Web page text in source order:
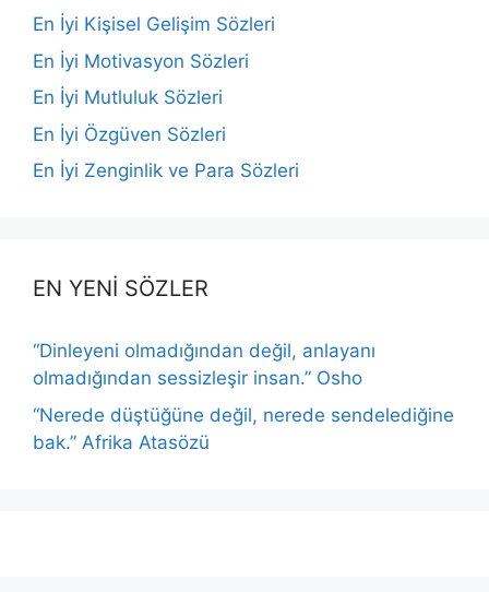
En İyi Kişisel Gelişim Sözleri
En İyi Motivasyon Sözleri
En İyi Mutluluk Sözleri
En İyi Özgüven Sözleri
En İyi Zenginlik ve Para Sözleri
EN YENİ SÖZLER
“Dinleyeni olmadığından değil, anlayanı
olmadığından sessizleşir insan.” Osho
“Nerede düştüğüne değil, nerede sendelediğine
bak.” Afrika Atasözü